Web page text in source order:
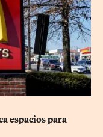
espacios para